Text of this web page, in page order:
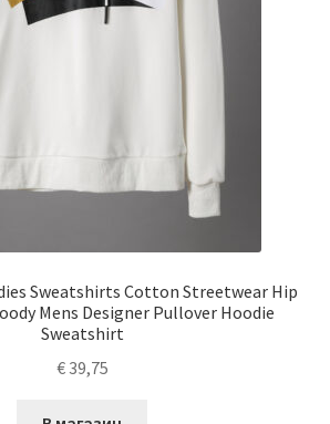
Sweatshirts Cotton Streetwear Hip
Mens Designer Pullover Hoodie
Sweatshirt
€39,75